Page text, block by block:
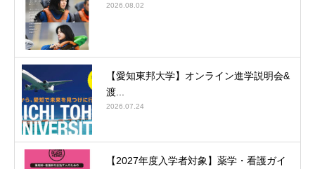
2026.08.02
【愛知東邦大学】オンライン進学説明会&
渡...
2026.07.24
【2027年度入学者対象】薬学・看護ガイ